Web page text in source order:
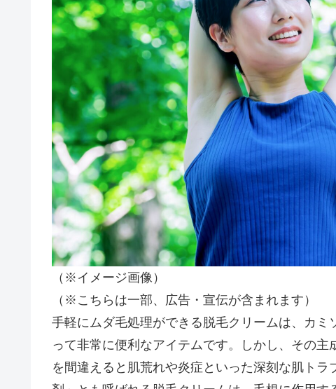
（※イメージ画像）
（※こちらは一部、広告・宣伝が含まれます）
手軽にムダ毛処理ができる脱毛クリームは、カ
って非常に便利なアイテムです。しかし、その
を間違えると肌荒れや炎症といった深刻な肌ト